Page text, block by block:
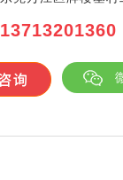
13713201360